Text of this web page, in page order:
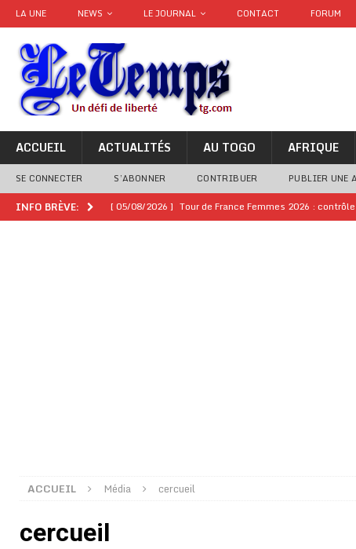
LA UNE NEWS LE JOURNAL CONTACT FORUM
ACCUEIL ACTUALITÉS AU TOGO AFRIQUE
SE CONNECTER S’ABONNER CONTRIBUER PUBLIER UNE
INFO BRÈVE: [ 05/08/2026 ] Tour de France Femmes 2026 :
Franco Baresi, légendaire défenseur
ACCUEIL Média cercueil
cercueil